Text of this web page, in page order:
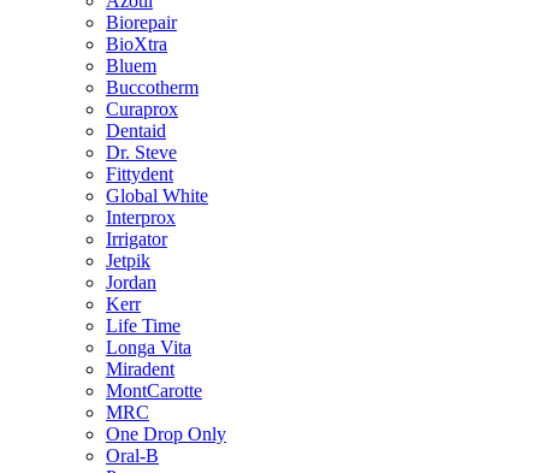
Biorepair
BioXtra
Bluem
Buccotherm
Curaprox
Dentaid
Dr. Steve
Fittydent
Global White
Interprox
Irrigator
Jetpik
Jordan
Kerr
Life Time
Longa Vita
Miradent
MontCarotte
MRC
One Drop Only
Oral-B